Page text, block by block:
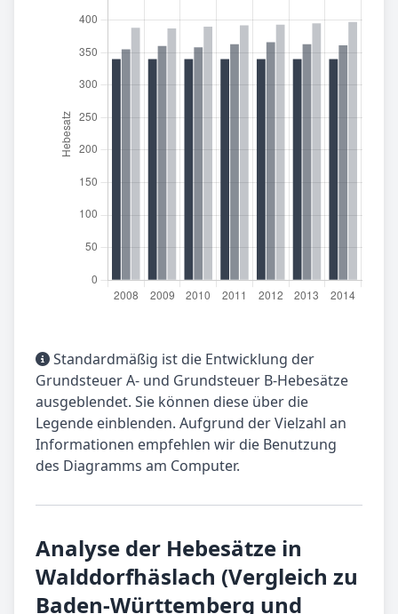
Standardmäßig ist die Entwicklung der
Grundsteuer A- und Grundsteuer B-Hebesätze
ausgeblendet. Sie können diese über die
Legende einblenden. Aufgrund der Vielzahl an
Informationen empfehlen wir die Benutzung
des Diagramms am Computer.
Analyse der Hebesätze in
Walddorfhäslach (Vergleich zu
Baden-Württemberg und